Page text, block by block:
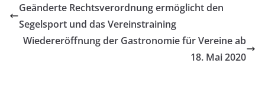
Geänderte Rechtsverordnung ermöglicht den
Segelsport und das Vereinstraining
Wiedereröffnung der Gastronomie für Vereine ab
18. Mai 2020